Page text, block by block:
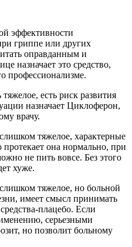
эффективности
гриппе или других
оправданным и
назначает это средство,
профессионализме.
есть риск развития
назначает Циклоферон,
врачу.
тяжелое, характерные
она нормально, при
не пить вовсе. Без этого
хуже.
тяжелое, но больной
имеет смысл принимать
плацебо. Если
серьезными
но позволит больному